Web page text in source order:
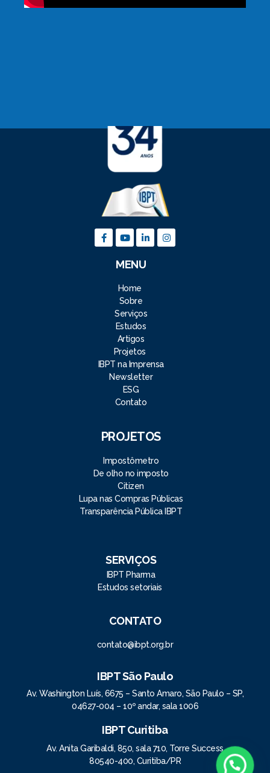
MENU
Home
Sobre
Serviços
Estudos
Artigos
Projetos
IBPT na Imprensa
Newsletter
ESG
Contato
PROJETOS
Impostômetro
De olho no imposto
Citizen
Lupa nas Compras Públicas
Transparência Pública IBPT
SERVIÇOS
IBPT Pharma
Estudos setoriais
CONTATO
contato@ibpt.org.br
IBPT São Paulo
Av. Washington Luís, 6675 – Santo Amaro, São Paulo – SP,
04627-004 – 10º andar, sala 1006
IBPT Curitiba
Av. Anita Garibaldi, 850, sala 710, Torre Success
80540-400, Curitiba/PR